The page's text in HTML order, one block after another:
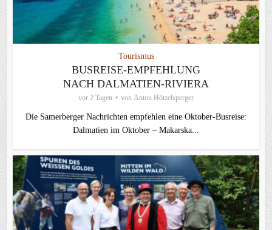
Tourismus
BUSREISE-EMPFEHLUNG
NACH DALMATIEN-RIVIERA
vor 2 Tagen von Anton Hötzelsperger
Die Samerberger Nachrichten empfehlen eine Oktober-Busreise:
Dalmatien im Oktober – Makarska...